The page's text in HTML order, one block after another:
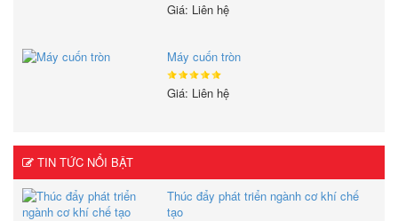
Giá: Liên hệ
Máy cuốn tròn
Giá: Liên hệ
TIN TỨC NỔI BẬT
Thúc đẩy phát triển ngành cơ khí chế
tạo